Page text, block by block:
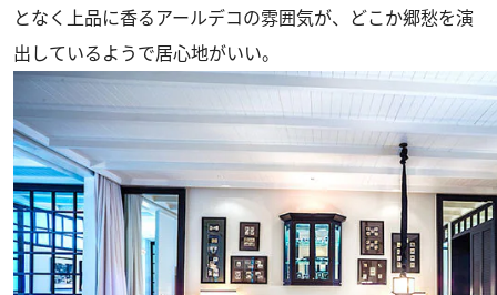
となく上品に香るアールデコの雰囲気が、どこか郷愁を演
出しているようで居心地がいい。